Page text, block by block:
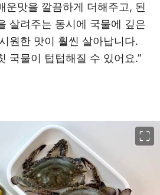
운맛을 깔끔하게 더해주고, 된
살려주는 동시에 국물에 깊은
원한 맛이 훨씬 살아납니다.
국물이 텁텁해질 수 있어요.”